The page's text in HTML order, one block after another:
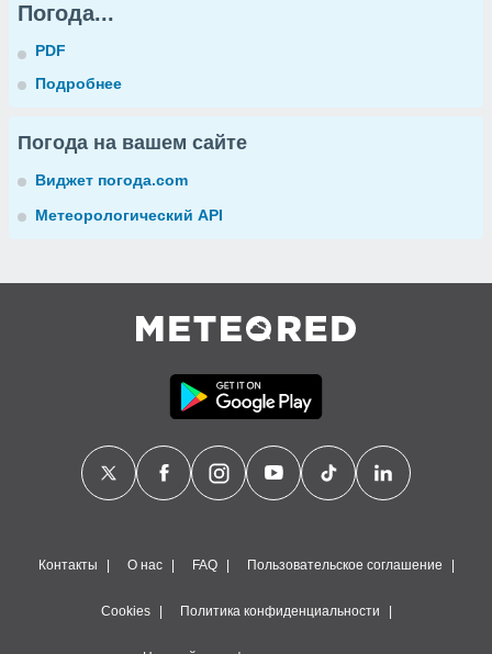
Погода...
PDF
Подробнее
Погода на вашем сайте
Виджет погода.com
Метеорологический API
Контакты О нас FAQ Пользовательское соглашение
Cookies Политика конфиденциальности